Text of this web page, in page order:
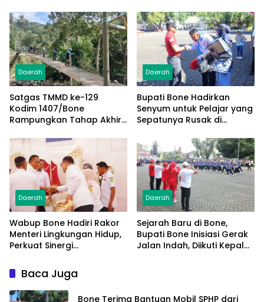
Daerah
Satgas TMMD ke-129
Kodim 1407/Bone
Rampungkan Tahap Akhir
Pattuku, Jaring Pengaman
Mulai Terpasang
Daerah
Bupati Bone Hadirkan
Senyum untuk Pelajar yang
Sepatunya Rusak di
Kemerdekaan
Daerah
Wabup Bone Hadiri Rakor
Menteri Lingkungan Hidup,
Perkuat Sinergi
Modern
Daerah
Sejarah Baru di Bone,
Bupati Bone Inisiasi Gerak
Jalan Indah, Diikuti Kepala
Baca Juga
Bone Terima Bantuan Mobil SPHP dari